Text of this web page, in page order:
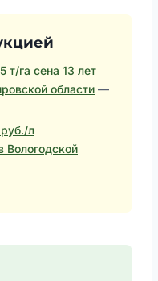
т/га сена 13 лет
области —
л
Вологодской